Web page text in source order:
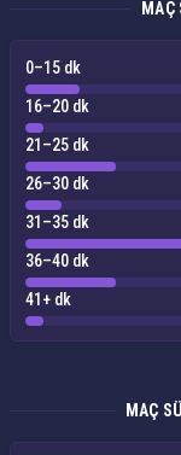
MAÇ
0–15 dk
16–20 dk
21–25 dk
26–30 dk
31–35 dk
36–40 dk
41+ dk
MAÇ